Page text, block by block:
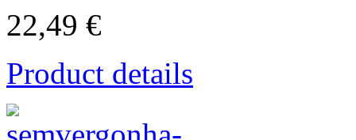
22,49 €
Product details